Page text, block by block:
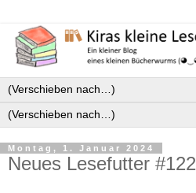
Montag, 1. Januar 2024
Neues Lesefutter #122